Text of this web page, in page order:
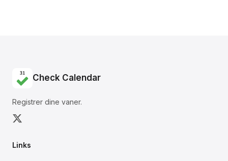
Check Calendar
Registrer dine vaner.
Links